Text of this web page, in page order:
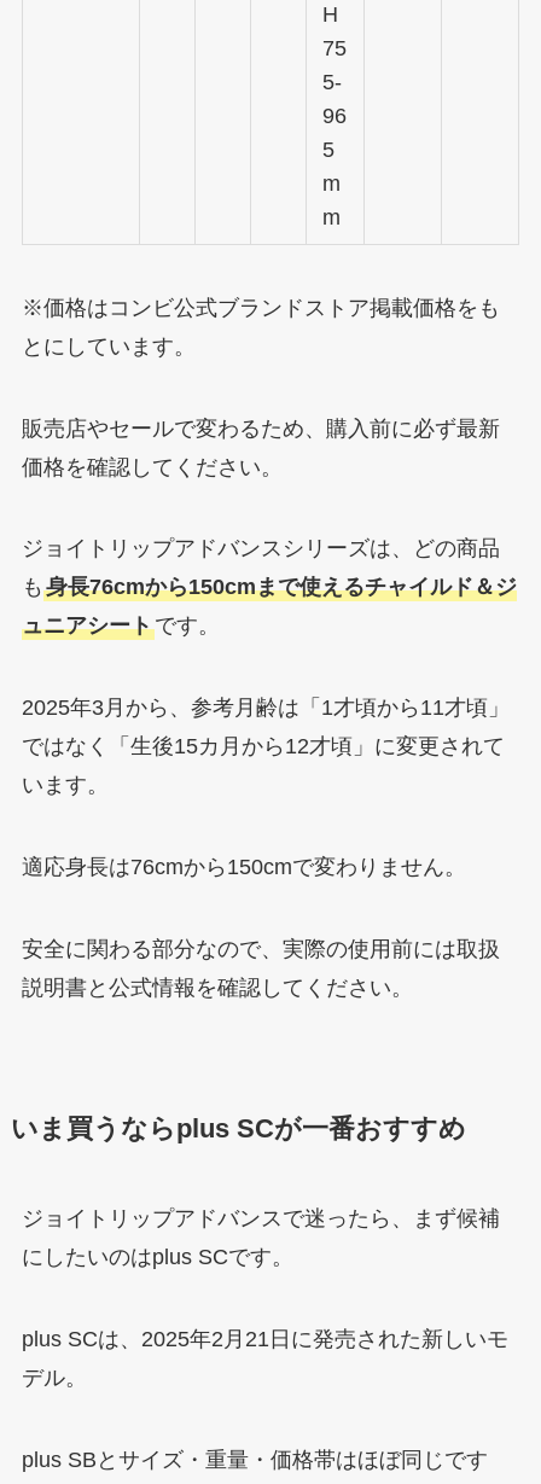
H
75
5-
96
5
m
m
※価格はコンビ公式ブランドストア掲載価格をも
とにしています。
販売店やセールで変わるため、購入前に必ず最新
価格を確認してください。
ジョイトリップアドバンスシリーズは、どの商品
も 身長76cmから150cmまで使えるチャイルド＆ジ
ュニアシートです。
2025年3月から、参考月齢は「1才頃から11才頃」
ではなく「生後15カ月から12才頃」に変更されて
います。
適応身長は76cmから150cmで変わりません。
安全に関わる部分なので、実際の使用前には取扱
説明書と公式情報を確認してください。
いま買うならplus SCが一番おすすめ
ジョイトリップアドバンスで迷ったら、まず候補
にしたいのはplus SCです。
plus SCは、2025年2月21日に発売された新しいモ
デル。
plus SBとサイズ・重量・価格帯はほぼ同じです